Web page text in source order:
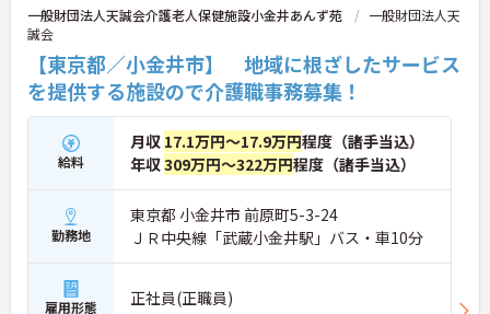
一般財団法人天誠会介護老人保健施設小金井あんず苑
一般財団法人天
誠会
【東京都／小金井市】 地域に根ざしたサービス
を提供する施設ので介護職事務募集！
給料
月収 17.1万円～17.9万円程度（諸手当込）
年収309万円～322万円程度（諸手当込）
勤務地
東京都 小金井市 前原町5-3-24
ＪＲ中央線「武蔵小金井駅」バス・車10分
雇用形態 正社員(正職員)